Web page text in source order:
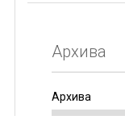
Архива
Архива